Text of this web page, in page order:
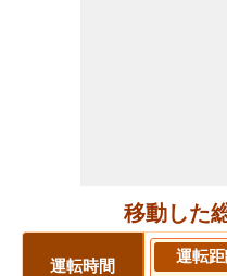
移動した
運転時間
運転